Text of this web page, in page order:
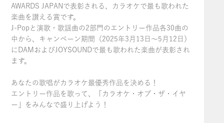
AWARDS JAPANで表彰される、カラオケで最も歌われた
楽曲を讃える賞です。
J-Popと演歌・歌謡曲の2部門のエントリー作品各30曲の
中から、キャンペーン期間（2025年3月13日～5月12日）
にDAMおよびJOYSOUNDで最も歌われた楽曲が表彰され
ます。
あなたの歌唱がカラオケ最優秀作品を決める！
エントリー作品を歌って、「カラオケ・オブ・ザ・イヤ
ー」をみんなで盛り上げよう！